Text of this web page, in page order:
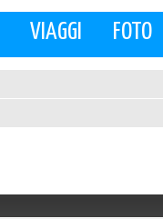
VIAGGI FOTO